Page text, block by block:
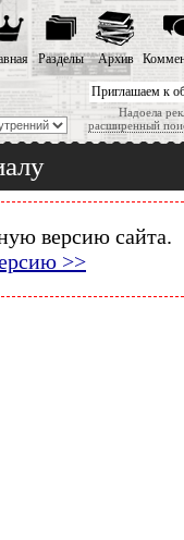
Приглашаем к
Надоела
расширенный
Разделы Архив
версию сайта.
>>